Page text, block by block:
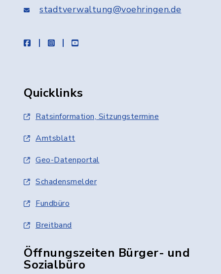
stadtverwaltung@voehringen.de
facebookinstagramyoutube
Quicklinks
Ratsinformation, Sitzungstermine
Amtsblatt
Geo-Datenportal
Schadensmelder
Fundbüro
Breitband
Öffnungszeiten Bürger- und
Sozialbüro